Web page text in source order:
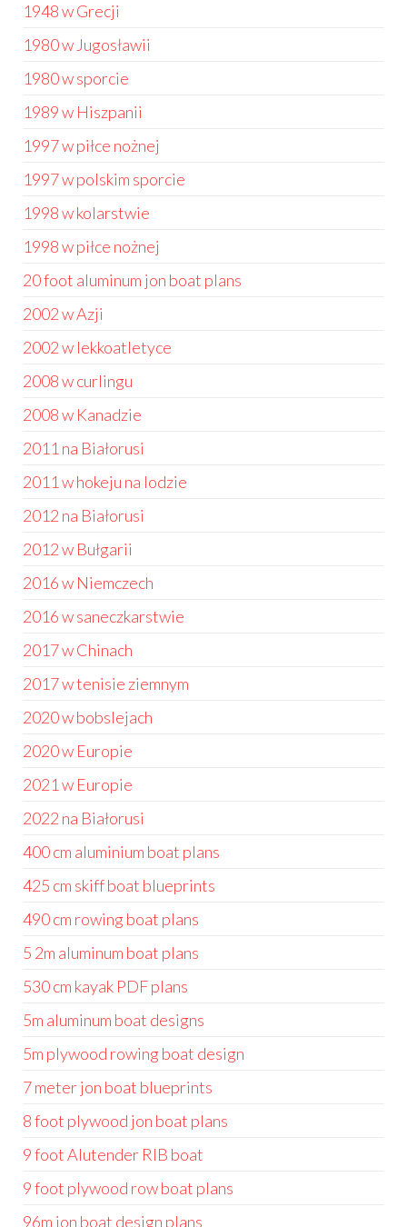
1948 w Grecji
1980 w Jugosławii
1980 w sporcie
1989 w Hiszpanii
1997 w piłce nożnej
1997 w polskim sporcie
1998 w kolarstwie
1998 w piłce nożnej
20 foot aluminum jon boat plans
2002 w Azji
2002 w lekkoatletyce
2008 w curlingu
2008 w Kanadzie
2011 na Białorusi
2011 w hokeju na lodzie
2012 na Białorusi
2012 w Bułgarii
2016 w Niemczech
2016 w saneczkarstwie
2017 w Chinach
2017 w tenisie ziemnym
2020 w bobslejach
2020 w Europie
2021 w Europie
2022 na Białorusi
400 cm aluminium boat plans
425 cm skiff boat blueprints
490 cm rowing boat plans
5 2m aluminum boat plans
530 cm kayak PDF plans
5m aluminum boat designs
5m plywood rowing boat design
7 meter jon boat blueprints
8 foot plywood jon boat plans
9 foot Alutender RIB boat
9 foot plywood row boat plans
96m jon boat design plans